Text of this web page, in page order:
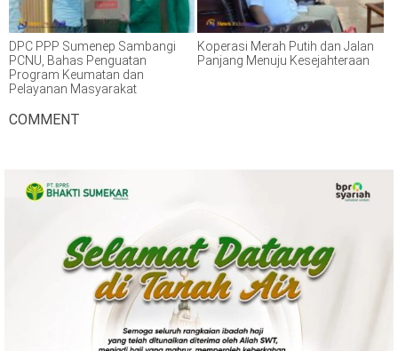
DPC PPP Sumenep Sambangi
PCNU, Bahas Penguatan
Program Keumatan dan
Pelayanan Masyarakat
Koperasi Merah Putih dan Jalan
Panjang Menuju Kesejahteraan
COMMENT